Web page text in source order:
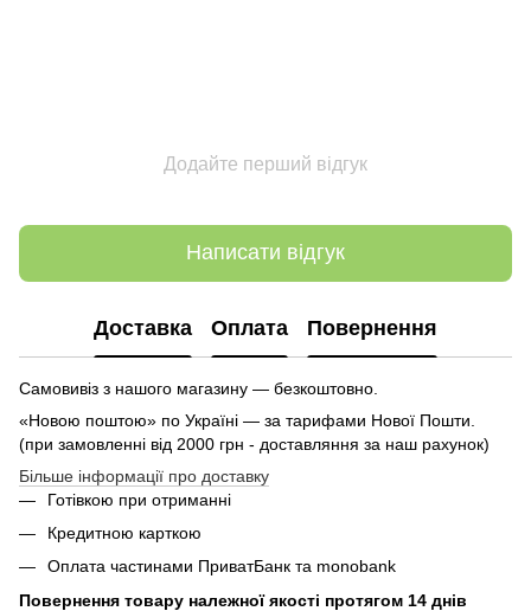
Додайте перший відгук
Написати відгук
Доставка Оплата Повернення
Самовивіз з нашого магазину — безкоштовно.
«Новою поштою» по Україні — за тарифами Нової Пошти.
(при замовленні від 2000 грн - доставляння за наш рахунок)
Більше інформації про доставку
Готівкою при отриманні
Кредитною карткою
Оплата частинами ПриватБанк та monobank
Повернення товару належної якості протягом 14 днів